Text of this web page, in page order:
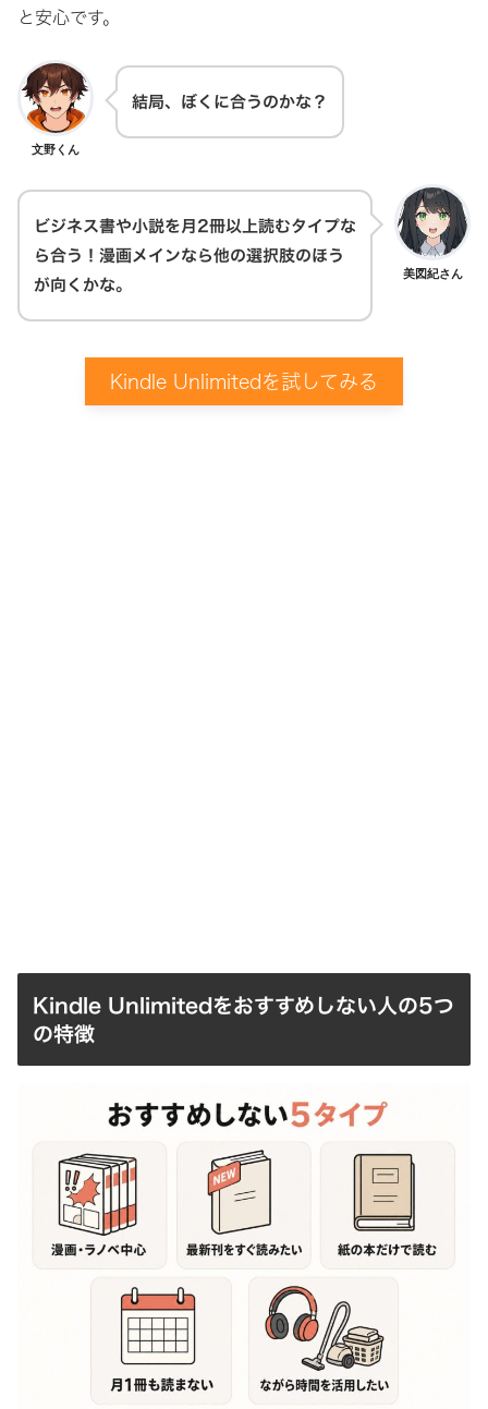
と安心です。
文野くん
結局、ぼくに合うのかな？
美図紀さん
ビジネス書や小説を月2冊以上読むタイプな
ら合う！漫画メインなら他の選択肢のほう
が向くかな。
Kindle Unlimitedを試してみる
Kindle Unlimitedをおすすめしない人の5つ
の特徴